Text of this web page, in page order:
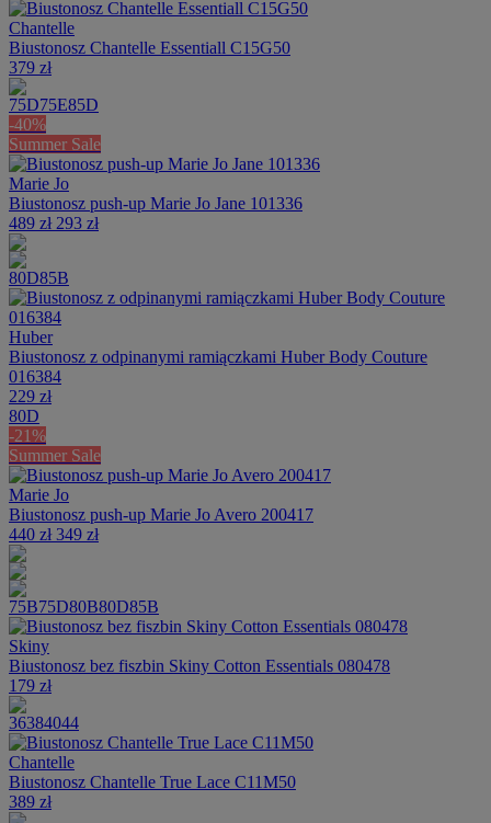
Chantelle
Biustonosz Chantelle Essentiall C15G50
379 zł
75D75E85D
-40%
Summer Sale
Marie Jo
Biustonosz push-up Marie Jo Jane 101336
489 zł 293 zł
80D85B
Huber
Biustonosz z odpinanymi ramiączkami Huber Body Couture
016384
229 zł
80D
-21%
Summer Sale
Marie Jo
Biustonosz push-up Marie Jo Avero 200417
440 zł 349 zł
75B75D80B80D85B
Skiny
Biustonosz bez fiszbin Skiny Cotton Essentials 080478
179 zł
36384044
Chantelle
Biustonosz Chantelle True Lace C11M50
389 zł